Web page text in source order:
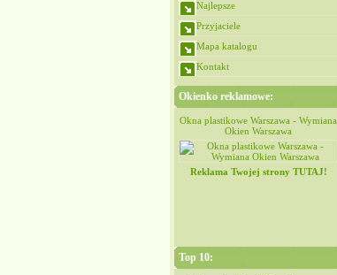
Najlepsze
Przyjaciele
Mapa katalogu
Kontakt
Okienko reklamowe:
Okna plastikowe Warszawa - Wymiana
Okien Warszawa
Reklama Twojej strony TUTAJ!
Top 10: